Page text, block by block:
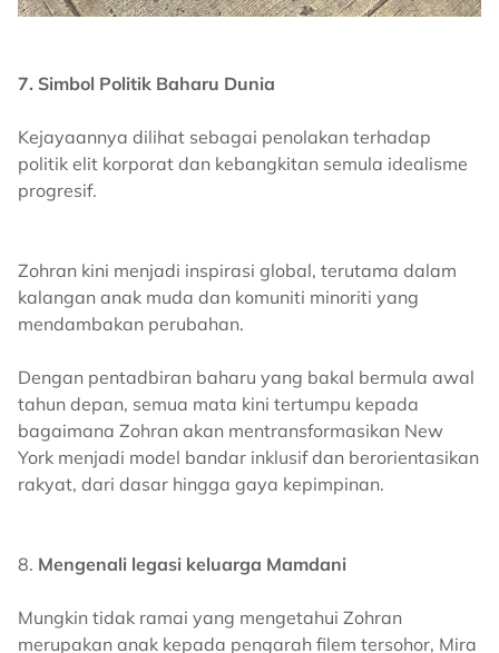
7. Simbol Politik Baharu Dunia
Kejayaannya dilihat sebagai penolakan terhadap
politik elit korporat dan kebangkitan semula idealisme
progresif.
Zohran kini menjadi inspirasi global, terutama dalam
kalangan anak muda dan komuniti minoriti yang
mendambakan perubahan.
Dengan pentadbiran baharu yang bakal bermula awal
tahun depan, semua mata kini tertumpu kepada
bagaimana Zohran akan mentransformasikan New
York menjadi model bandar inklusif dan berorientasikan
rakyat, dari dasar hingga gaya kepimpinan.
8. Mengenali legasi keluarga Mamdani
Mungkin tidak ramai yang mengetahui Zohran
merupakan anak kepada pengarah filem tersohor, Mira